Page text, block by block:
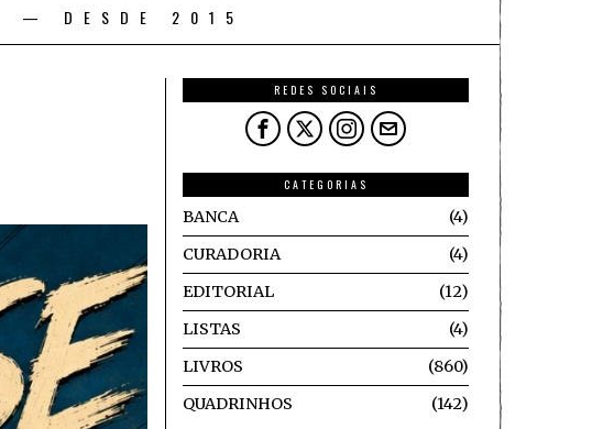
— DESDE 2015
REDES SOCIAIS
CATEGORIAS
BANCA
4
CURADORIA
4
EDITORIAL
12
LISTAS
4
LIVROS
860
QUADRINHOS
142